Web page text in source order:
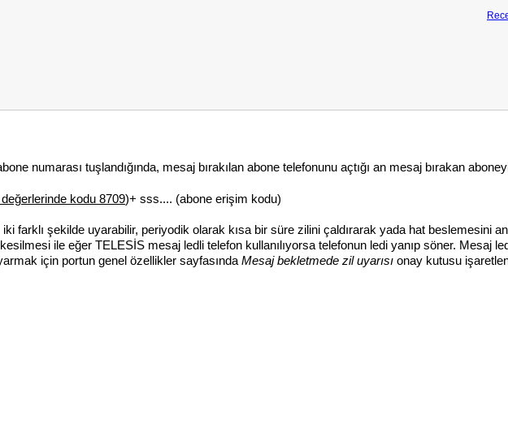
numarası tuşlandığında, mesaj bırakılan abone telefonunu açtığı an mesaj bırakan
kodu 8709)+ sss.... (abone erişim kodu)
farklı şekilde uyarabilir, periyodik olarak kısa bir süre zilini çaldırarak yada hat beslemesini
ile eğer TELESİS mesaj ledli telefon kullanılıyorsa telefonun ledi yanıp söner. Mesaj
için portun genel özellikler sayfasında Mesaj bekletmede zil uyarısı onay kutusu